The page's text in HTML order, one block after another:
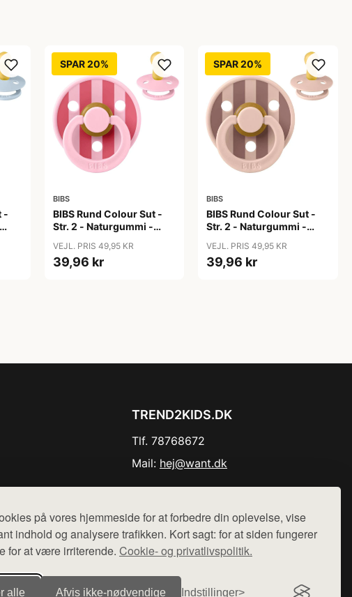
på vores hjemmeside for at forbedre din oplevelse, vise
indhold og analysere trafikken. Kort sagt: for at siden fungerer
for at være irriterende. Cookie- og privatlivspolitik.
alle Afvis ikke‑nødvendige Indstillinger
-
SPAR 20%
BIBS
BIBS Rund Colour Sut -
Str. 2 - Naturgummi -
Pink/Coral
VEJL. PRIS 49,95 KR
39,96 kr
SPAR 20%
BIBS
BIBS Rund Colour Sut -
Str. 2 - Naturgummi -
Blush/Woodchuck
VEJL. PRIS 49,95 KR
39,96 kr
TREND2KIDS.DK
Tlf. 78768672
Mail: hej@want.dk
Der sælges ikke varer fra denne side - vi henviser til de shops,